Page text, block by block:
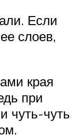
Если
слоев,
края
при
чуть-чуть